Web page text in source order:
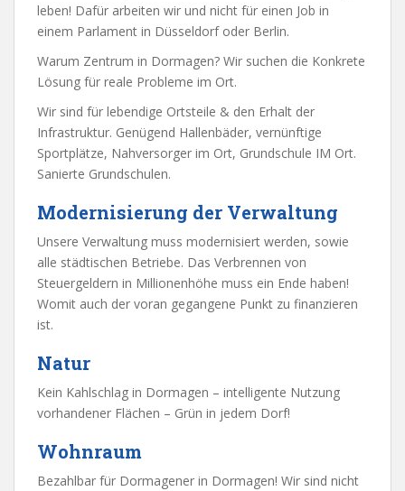
leben! Dafür arbeiten wir und nicht für einen Job in
einem Parlament in Düsseldorf oder Berlin.
Warum Zentrum in Dormagen? Wir suchen die Konkrete
Lösung für reale Probleme im Ort.
Wir sind für lebendige Ortsteile & den Erhalt der
Infrastruktur. Genügend Hallenbäder, vernünftige
Sportplätze, Nahversorger im Ort, Grundschule IM Ort.
Sanierte Grundschulen.
Modernisierung der Verwaltung
Unsere Verwaltung muss modernisiert werden, sowie
alle städtischen Betriebe. Das Verbrennen von
Steuergeldern in Millionenhöhe muss ein Ende haben!
Womit auch der voran gegangene Punkt zu finanzieren
ist.
Natur
Kein Kahlschlag in Dormagen – intelligente Nutzung
vorhandener Flächen – Grün in jedem Dorf!
Wohnraum
Bezahlbar für Dormagener in Dormagen! Wir sind nicht